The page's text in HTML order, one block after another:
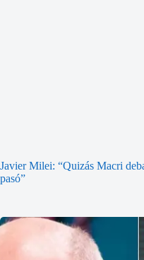
Javier Milei: “Quizás Macri
pasó”